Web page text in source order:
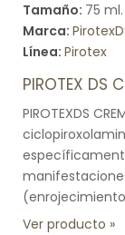
Tamaño: 75 ml.
Marca:
Línea: Pirotex
PIROTEX DS
PIROTEXDS
Ver producto